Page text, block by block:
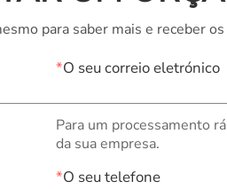
para saber mais e receber
*O seu correio eletrónico
Para um processamento
da sua empresa.
*O seu telefone